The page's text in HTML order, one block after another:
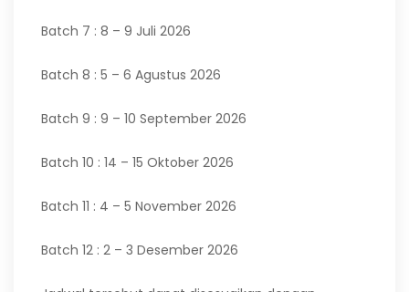
Batch 7 : 8 – 9 Juli 2026
Batch 8 : 5 – 6 Agustus 2026
Batch 9 : 9 – 10 September 2026
Batch 10 : 14 – 15 Oktober 2026
Batch 11 : 4 – 5 November 2026
Batch 12 : 2 – 3 Desember 2026